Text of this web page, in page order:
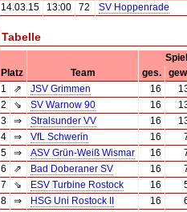
14.03.15
13:00 72 SV Hoppenrade
Tabelle
Platz
Team ges.
1
⇗ JSV Grimmen 16
2
⇘ SV Warnow 90 16
3
⇒ Stralsunder VV 16
4
⇒ VfL Schwerin 16
5
⇒ ASV Grün-Weiß Wismar 16
6
⇗ Bad Doberaner SV 16
7
⇘ ESV Turbine Rostock 16
8
⇒ HSG Uni Rostock II 16